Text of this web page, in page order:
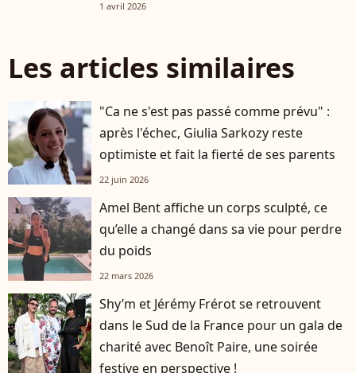
1 avril 2026
Les articles similaires
"Ca ne s'est pas passé comme prévu" :
après l'échec, Giulia Sarkozy reste
optimiste et fait la fierté de ses parents
22 juin 2026
Amel Bent affiche un corps sculpté, ce
qu’elle a changé dans sa vie pour perdre
du poids
22 mars 2026
Shy’m et Jérémy Frérot se retrouvent
dans le Sud de la France pour un gala de
charité avec Benoît Paire, une soirée
festive en perspective !